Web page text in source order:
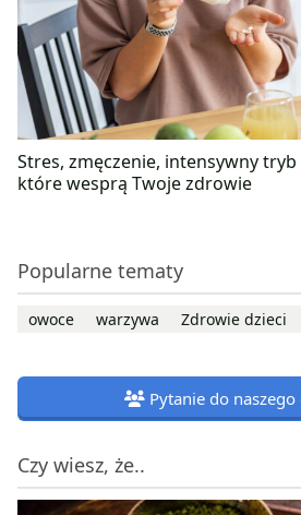
Stres, zmęczenie, intensywny tryb
które wesprą Twoje zdrowie
Popularne tematy
owoce warzywa Zdrowie dzieci
Pytanie do
Czy wiesz, że..